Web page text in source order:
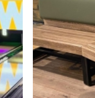
Se projekt ...